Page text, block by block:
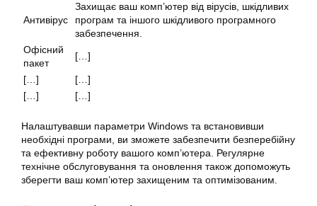
Антивірус
Захищає ваш комп’ютер від вірусів, шкідливих
програм та іншого шкідливого програмного
забезпечення.
Офісний
пакет
[…]
[…]
[…]
[…]
[…]
Налаштувавши параметри Windows та встановивши
необхідні програми, ви зможете забезпечити безперебійну
та ефективну роботу вашого комп’ютера. Регулярне
технічне обслуговування та оновлення також допоможуть
зберегти ваш комп’ютер захищеним та оптимізованим.